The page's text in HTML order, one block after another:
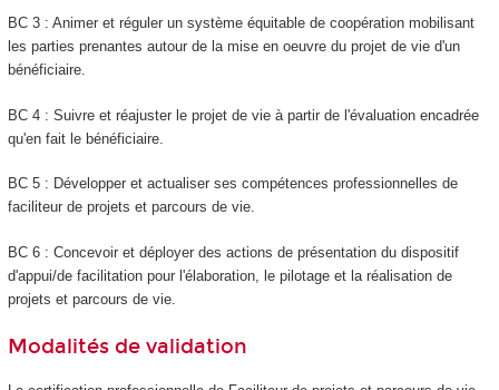
BC 3 : Animer et réguler un système équitable de coopération mobilisant
les parties prenantes autour de la mise en oeuvre du projet de vie d'un
bénéficiaire.
BC 4 : Suivre et réajuster le projet de vie à partir de l'évaluation encadrée
qu'en fait le bénéficiaire.
BC 5 : Développer et actualiser ses compétences professionnelles de
faciliteur de projets et parcours de vie.
BC 6 : Concevoir et déployer des actions de présentation du dispositif
d'appui/de facilitation pour l'élaboration, le pilotage et la réalisation de
projets et parcours de vie.
Modalités de validation